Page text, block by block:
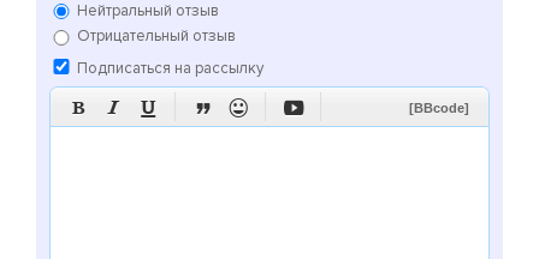
Нейтральный отзыв
Отрицательный отзыв
Подписаться на рассылку
      [BBcode]